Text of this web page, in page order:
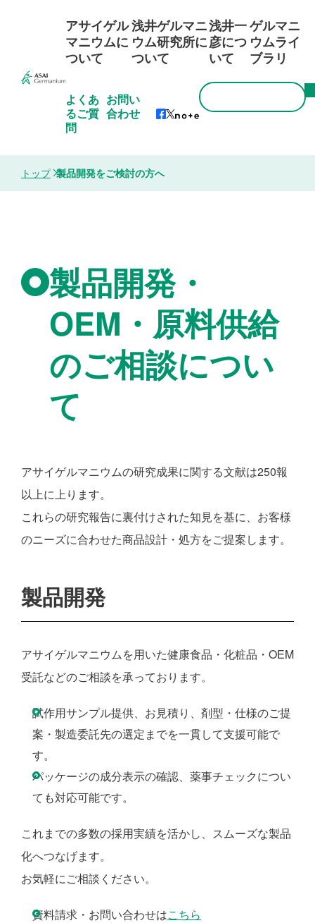
アサイゲル
マニウムに
ついて
浅井ゲルマニ
ウム研究所に
ついて
浅井一
彦につ
いて
ゲルマニ
ウムライ
ブラリ
よくあ
るご質
問
お問い
合わせ
トップ 製品開発をご検討の方へ
製品開発・
OEM・原料供給
のご相談につい
て
アサイゲルマニウムの研究成果に関する文献は250報
以上に上ります。
これらの研究報告に裏付けされた知見を基に、お客様
のニーズに合わせた商品設計・処方をご提案します。
製品開発
アサイゲルマニウムを用いた健康食品・化粧品・OEM
受託などのご相談を承っております。
試作用サンプル提供、お見積り、剤型・仕様のご提
案・製造委託先の選定までを一貫して支援可能で
す。
パッケージの成分表示の確認、薬事チェックについ
ても対応可能です。
これまでの多数の採用実績を活かし、スムーズな製品
化へつなげます。
お気軽にご相談ください。
資料請求・お問い合わせはこちら